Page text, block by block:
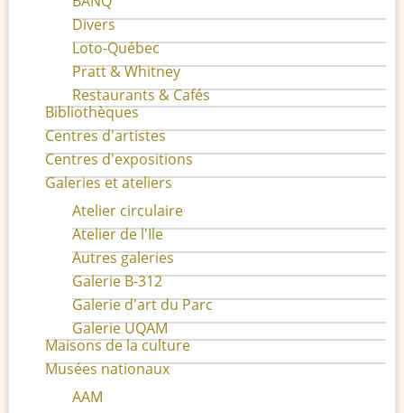
Divers
Loto-Québec
Pratt & Whitney
Restaurants & Cafés
Bibliothèques
Centres d'artistes
Centres d'expositions
Galeries et ateliers
Atelier circulaire
Atelier de l'Ile
Autres galeries
Galerie B-312
Galerie d'art du Parc
Galerie UQAM
Maisons de la culture
Musées nationaux
AAM